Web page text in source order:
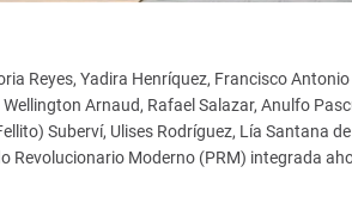
Reyes, Yadira Henríquez, Francisco
Arnaud, Rafael Salazar, Anulfo
Suberví, Ulises Rodríguez, Lía Santana
Revolucionario Moderno (PRM) integrada